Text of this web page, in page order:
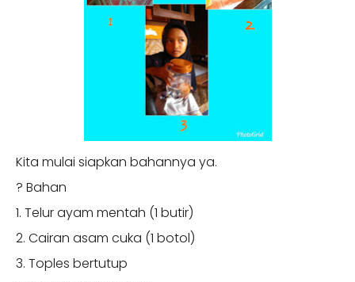
Kita mulai siapkan bahannya ya.
? Bahan
1. Telur ayam mentah (1 butir)
2. Cairan asam cuka (1 botol)
3. Toples bertutup